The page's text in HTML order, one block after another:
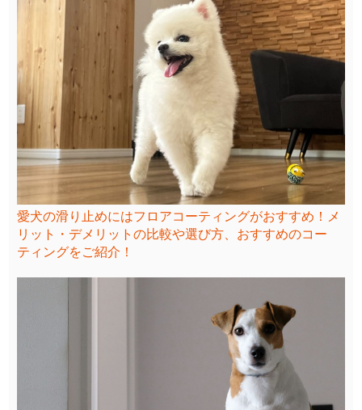
愛犬の滑り止めにはフロアコーティングがおすすめ！メ
リット・デメリットの比較や選び方、おすすめのコー
ティングをご紹介！